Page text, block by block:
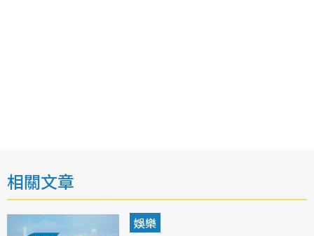
相關文章
娛樂